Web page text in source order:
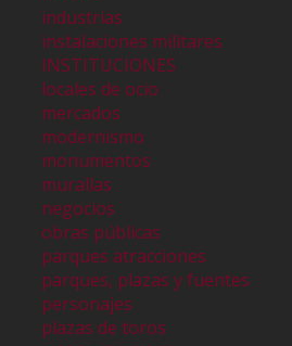
industrias
instalaciones militares
INSTITUCIONES
locales de ocio
mercados
modernismo
monumentos
murallas
negocios
obras públicas
parques atracciones
parques, plazas y fuentes
personajes
plazas de toros